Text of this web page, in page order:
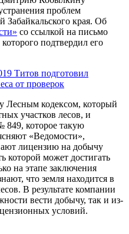
проблем
края. Об
со ссылкой на письмо
подтвердил его
Титов подготовил
от проверок
Лесным кодексом, который
участков лесов, и
849, которое такую
«Ведомости»,
лицензию на добычу
которой может достигать
на этапе заключения
что земля находится в
В результате компании
вести добычу, так и из-
условий.